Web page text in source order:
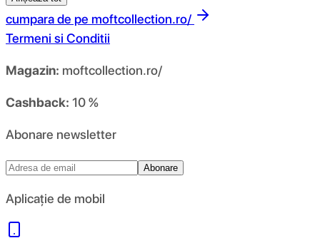
cumpara de pe moftcollection.ro/
Termeni si Conditii
Magazin: moftcollection.ro/
Cashback: 10 %
Abonare newsletter
Abonare
Aplicație de mobil